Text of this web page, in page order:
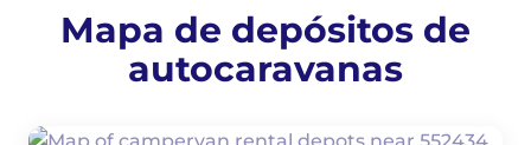
Mapa de depósitos de
autocaravanas